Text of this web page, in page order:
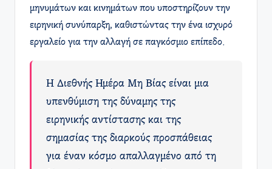
μηνυμάτων και κινημάτων που υποστηρίζουν την
ειρηνική συνύπαρξη, καθιστώντας την ένα ισχυρό
εργαλείο για την αλλαγή σε παγκόσμιο επίπεδο.
Η Διεθνής Ημέρα Μη Βίας είναι μια
υπενθύμιση της δύναμης της
ειρηνικής αντίστασης και της
σημασίας της διαρκούς προσπάθειας
για έναν κόσμο απαλλαγμένο από τη